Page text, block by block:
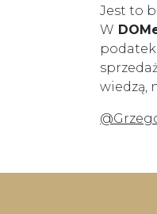
Jest to
W
wiedzą,